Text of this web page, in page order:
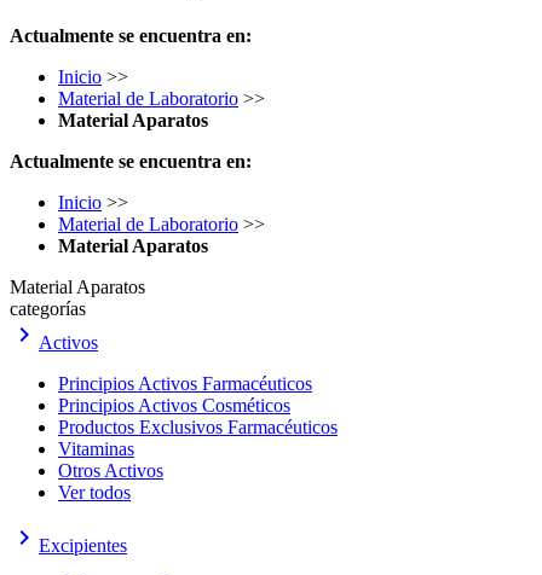
Actualmente se encuentra en:
Inicio >>
Material de Laboratorio >>
Material Aparatos
Actualmente se encuentra en:
Inicio >>
Material de Laboratorio >>
Material Aparatos
Material Aparatos
categorías
keyboard_arrow_right Activos
Principios Activos Farmacéuticos
Principios Activos Cosméticos
Productos Exclusivos Farmacéuticos
Vitaminas
Otros Activos
Ver todos
keyboard_arrow_right Excipientes